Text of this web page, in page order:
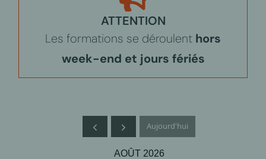
ATTENTION
Les formations se déroulent hors
week-end et jours fériés
Aujourd'hui
AOÛT 2026